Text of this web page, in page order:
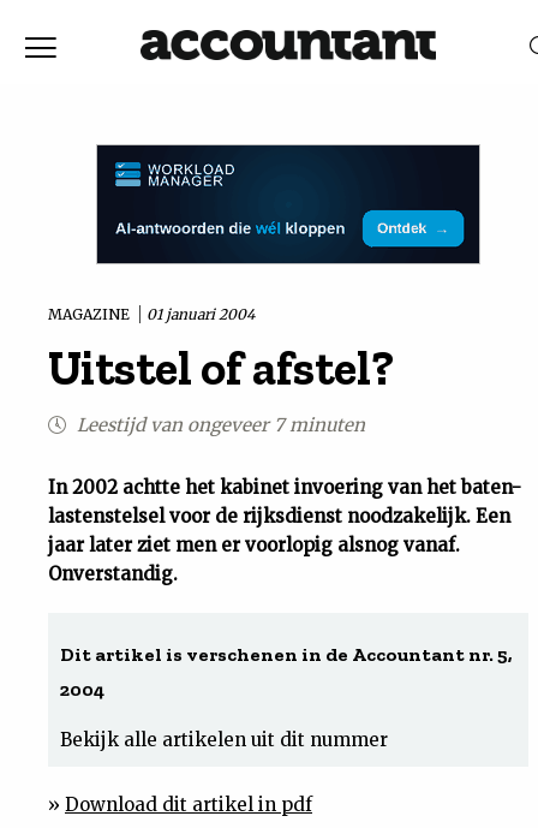
Vaktechniek
Achtergrond
Uit
Feiten
MAGAZINE 01 januari 2004
Uitstel of afstel?
Leestijd van ongeveer 7 minuten
In 2002 achtte het kabinet invoering van het baten-
lastenstelsel voor de rijksdienst noodzakelijk. Een
jaar later ziet men er voorlopig alsnog vanaf.
Onverstandig.
Dit artikel is verschenen in de Accountant nr. 5,
2004
Bekijk alle artikelen uit dit nummer
» Download dit artikel in pdf